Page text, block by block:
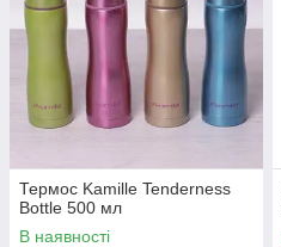
Термос Kamille Tenderness
Bottle 500 мл
В наявності